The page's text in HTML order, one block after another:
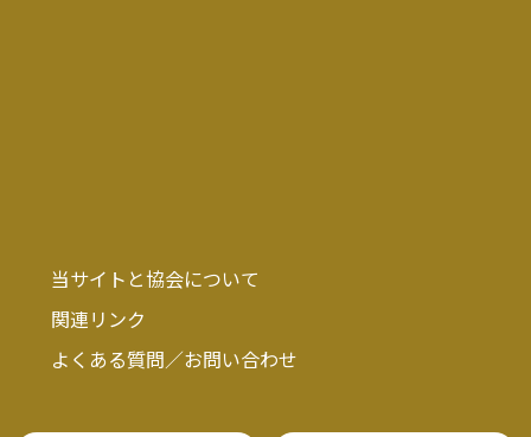
当サイトと協会について
関連リンク
よくある質問／お問い合わせ